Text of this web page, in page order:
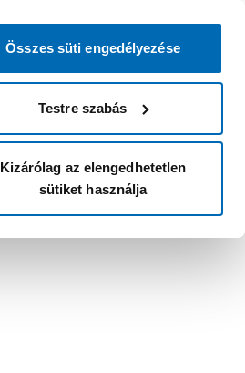
Összes süti engedélyezése
Testre szabás
Kizárólag az elengedhetetlen
sütiket használja